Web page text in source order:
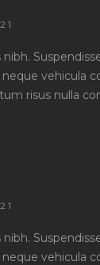
nibh.
vehicula
risus nulla
nibh.
vehicula